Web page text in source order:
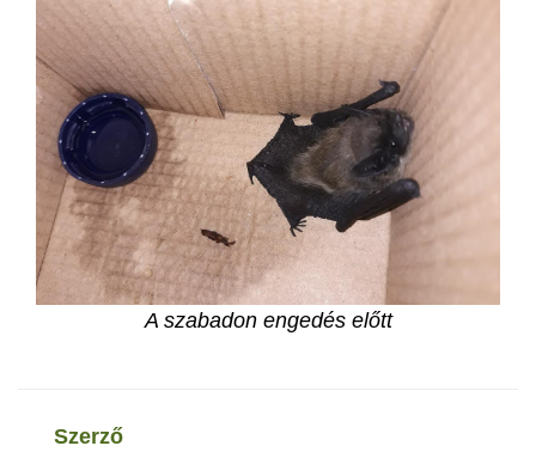
A szabadon engedés előtt
szerző